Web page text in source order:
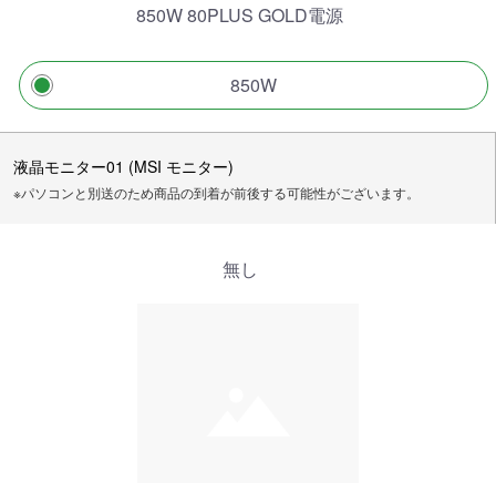
850W 80PLUS GOLD電源
850W
液晶モニター01 (MSI モニター)
※パソコンと別送のため商品の到着が前後する可能性がございます。
無し